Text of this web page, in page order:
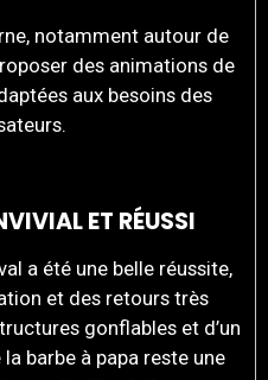
notamment autour de
des animations de
aux besoins des
ET RÉUSSI
a été une belle réussite,
et des retours très
gonflables et d’un
barbe à papa reste une